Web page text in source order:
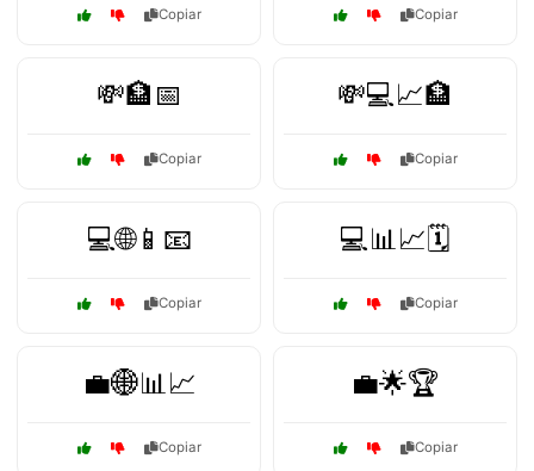
Copiar Copiar
💸🏦📅
Copiar
💸💻📈🏦
Copiar
💻🌐📱📧
Copiar
💻📊📈🗓️
Copiar
💼🌐📊📈
Copiar
💼🌟🏆
Copiar